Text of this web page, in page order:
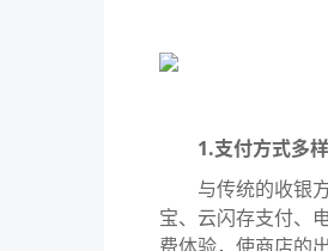
1.支付方式多
与传统的收银方
宝、云闪存支付、